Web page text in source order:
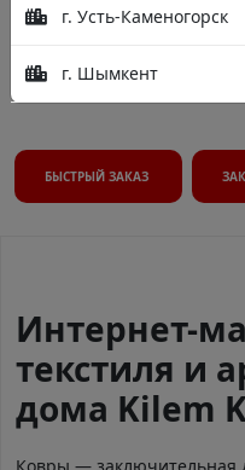
г. Усть-Каменогорск
г. Шымкент
БЫСТРЫЙ ЗАКАЗ
Интернет-
текстиля и
дома Kilem